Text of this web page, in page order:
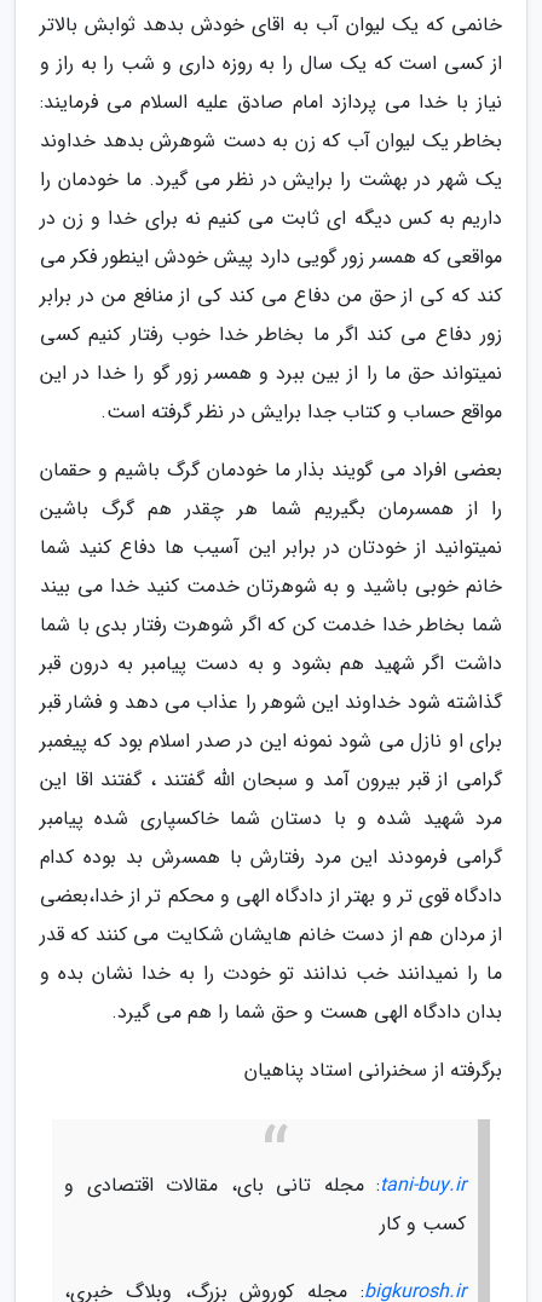
خانمی که یک لیوان آب به اقای خودش بدهد ثوابش بالاتر
از کسی است که یک سال را به روزه داری و شب را به راز و
نیاز با خدا می پردازد امام صادق علیه السلام می فرمایند:
بخاطر یک لیوان آب که زن به دست شوهرش بدهد خداوند
یک شهر در بهشت را برایش در نظر می گیرد. ما خودمان را
داریم به کس دیگه ای ثابت می کنیم نه برای خدا و زن در
مواقعی که همسر زور گویی دارد پیش خودش اینطور فکر می
کند که کی از حق من دفاع می کند کی از منافع من در برابر
زور دفاع می کند اگر ما بخاطر خدا خوب رفتار کنیم کسی
نمیتواند حق ما را از بین ببرد و همسر زور گو را خدا در این
مواقع حساب و کتاب جدا برایش در نظر گرفته است.
بعضی افراد می گویند بذار ما خودمان گرگ باشیم و حقمان
را از همسرمان بگیریم شما هر چقدر هم گرگ باشین
نمیتوانید از خودتان در برابر این آسیب ها دفاع کنید شما
خانم خوبی باشید و به شوهرتان خدمت کنید خدا می بیند
شما بخاطر خدا خدمت کن که اگر شوهرت رفتار بدی با شما
داشت اگر شهید هم بشود و به دست پیامبر به درون قبر
گذاشته شود خداوند این شوهر را عذاب می دهد و فشار قبر
برای او نازل می شود نمونه این در صدر اسلام بود که پیغمبر
گرامی از قبر بیرون آمد و سبحان الله گفتند ، گفتند اقا این
مرد شهید شده و با دستان شما خاکسپاری شده پیامبر
گرامی فرمودند این مرد رفتارش با همسرش بد بوده کدام
دادگاه قوی تر و بهتر از دادگاه الهی و محکم تر از خدا،بعضی
از مردان هم از دست خانم هایشان شکایت می کنند که قدر
ما را نمیدانند خب ندانند تو خودت را به خدا نشان بده و
بدان دادگاه الهی هست و حق شما را هم می گیرد.
برگرفته از سخنرانی استاد پناهیان
tani-buy.ir: مجله تانی بای، مقالات اقتصادی و
کسب و کار
bigkurosh.ir: مجله کوروش بزرگ، وبلاگ خبری،